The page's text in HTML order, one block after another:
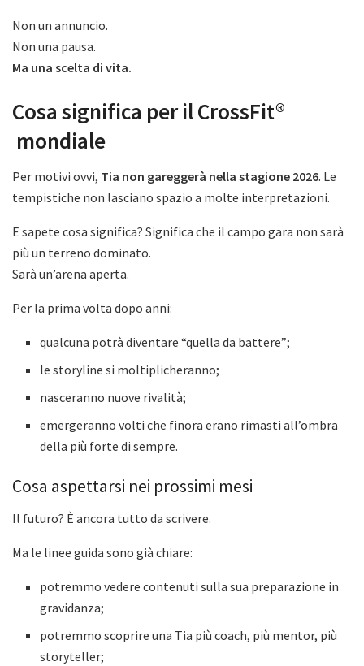
Non un annuncio.
Non una pausa.
Ma una scelta di vita.
Cosa significa per il CrossFit®
mondiale
Per motivi ovvi, Tia non gareggerà nella stagione 2026. Le
tempistiche non lasciano spazio a molte interpretazioni.
E sapete cosa significa? Significa che il campo gara non sarà
più un terreno dominato.
Sarà un’arena aperta.
Per la prima volta dopo anni:
qualcuna potrà diventare “quella da battere”;
le storyline si moltiplicheranno;
nasceranno nuove rivalità;
emergeranno volti che finora erano rimasti all’ombra
della più forte di sempre.
Cosa aspettarsi nei prossimi mesi
Il futuro? È ancora tutto da scrivere.
Ma le linee guida sono già chiare:
potremmo vedere contenuti sulla sua preparazione in
gravidanza;
potremmo scoprire una Tia più coach, più mentor, più
storyteller;